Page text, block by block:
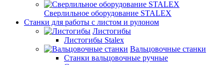
Сверлильное оборудование STALEX
Станки для работы с листом и рулоном
Листогибы
Листогибы Stalex
Вальцовочные станки
Станки вальцовочные ручные